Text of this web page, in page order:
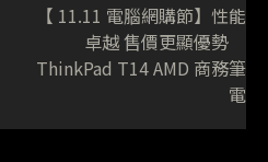
【 11.11 電腦網購節】性能
卓越 售價更顯優勢
ThinkPad T14 AMD 商務筆
電